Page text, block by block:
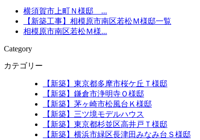
横須賀市上町Ｎ様邸 ...
【新築工事】相模原市南区若松Ｍ様邸一覧
相模原市南区若松Ｍ様...
Category
カテゴリー
【新築】東京都多摩市桜ケ丘Ｔ様邸
【新築】鎌倉市浄明寺Ｏ様邸
【新築】茅ヶ崎市松風台Ｋ様邸
【新築】三ツ境モデルハウス
【新築】東京都杉並区高井戸Ｔ様邸
【新築】横浜市緑区長津田みなみ台Ｓ様邸